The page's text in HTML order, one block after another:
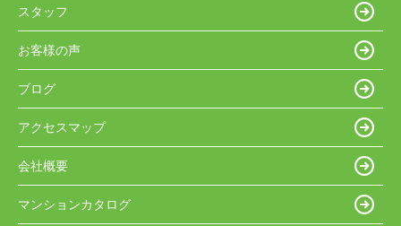
スタッフ
お客様の声
ブログ
アクセスマップ
会社概要
マンションカタログ